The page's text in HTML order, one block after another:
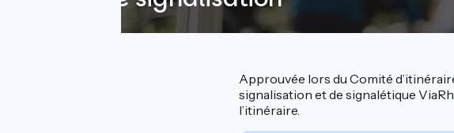
Approuvée lors du Comité
signalisation et de signalétique
l’itinéraire.